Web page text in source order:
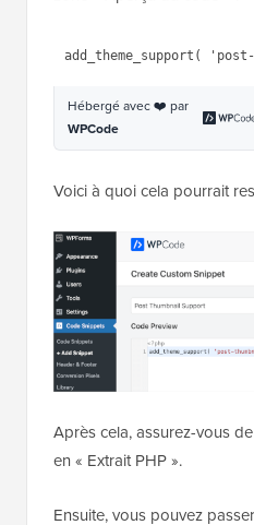
zone « Aperçu du code » :
1
thumbnails' );
WPCode
Voici à quoi cela pourrait